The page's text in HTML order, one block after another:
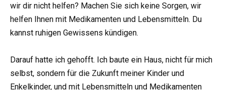
wir dir nicht helfen? Machen Sie sich keine Sorgen, wir
helfen Ihnen mit Medikamenten und Lebensmitteln. Du
kannst ruhigen Gewissens kündigen.
Darauf hatte ich gehofft. Ich baute ein Haus, nicht für mich
selbst, sondern für die Zukunft meiner Kinder und
Enkelkinder, und mit Lebensmitteln und Medikamenten